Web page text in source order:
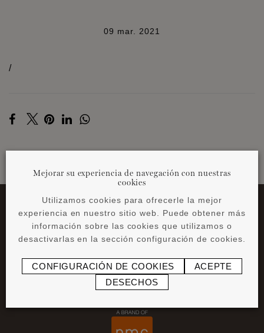
09 mar. 2021
/
VOLVER A LAS NOTICIAS
Mejorar su experiencia de navegación con nuestras
cookies
Utilizamos cookies para ofrecerle la mejor
experiencia en nuestro sitio web. Puede obtener más
información sobre las cookies que utilizamos o
desactivarlas en la sección configuración de cookies.
CONFIGURACIÓN DE COOKIES
ACEPTE
DESECHOS